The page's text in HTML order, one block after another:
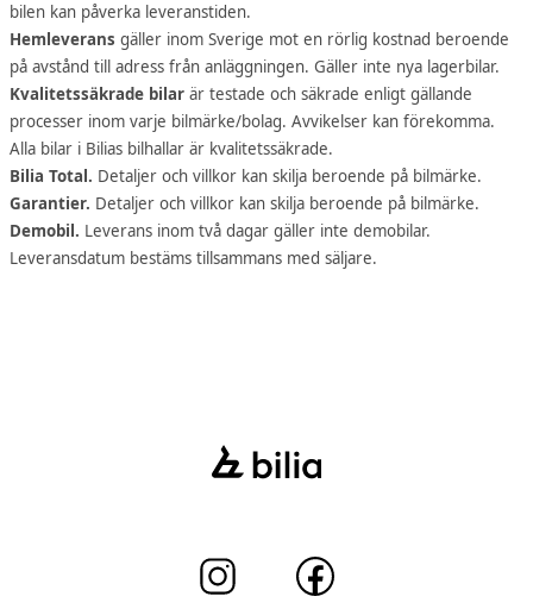
bilen kan påverka leveranstiden.
Hemleverans gäller inom Sverige mot en rörlig kostnad beroende
på avstånd till adress från anläggningen. Gäller inte nya lagerbilar.
Kvalitetssäkrade bilar är testade och säkrade enligt gällande
processer inom varje bilmärke/bolag. Avvikelser kan förekomma.
Alla bilar i Bilias bilhallar är kvalitetssäkrade.
Bilia Total. Detaljer och villkor kan skilja beroende på bilmärke.
Garantier. Detaljer och villkor kan skilja beroende på bilmärke.
Demobil. Leverans inom två dagar gäller inte demobilar.
Leveransdatum bestäms tillsammans med säljare.